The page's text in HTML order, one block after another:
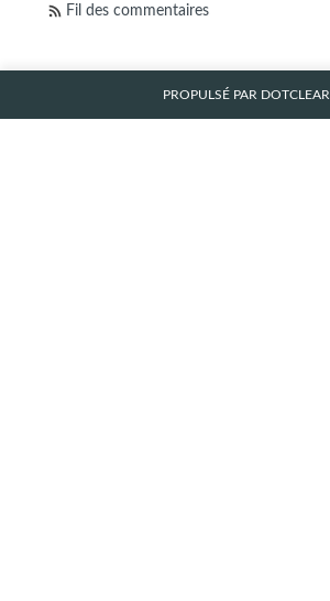
Fil des commentaires
PROPULSÉ PAR DOTCLEAR